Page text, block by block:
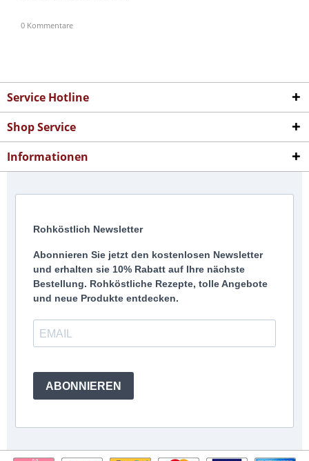
0 Kommentare
Service Hotline
Shop Service
Informationen
Rohköstlich Newsletter
Abonnieren Sie jetzt den kostenlosen Newsletter
und erhalten sie 10% Rabatt auf Ihre nächste
Bestellung. Rohköstliche Rezepte, tolle Angebote
und neue Produkte entdecken.
ABONNIEREN